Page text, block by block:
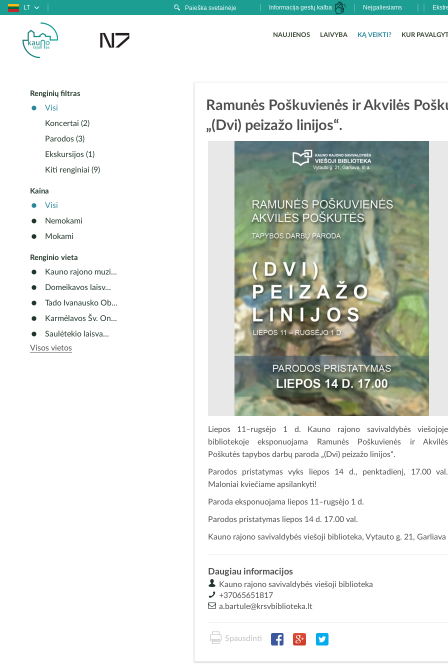
LT Neįgaliesiams
Informacija gestų kalba
NAUJIENOS LAIVYBA KĄ VEIKTI? KUR
Renginių filtras
Visi
Koncertai (2)
Parodos (3)
Ekskursijos (1)
Kiti renginiai (9)
Kaina
Visi
Nemokami
Mokami
Renginio vieta
Kauno rajono muzi...
Domeikavos laisv...
Tado Ivanausko Ob...
Karmėlavos Šv. On...
Saulėtekio laisva...
Visos vietos
Ramunės Poškuvienės ir Akvilės
„(Dvi) peizažo linijos“.
Liepos 11–rugsėjo 1 d. Kauno rajono savivaldybės viešojoje
bibliotekoje eksponuojama Ramunės Poškuvienės ir Akvilės
Poškutės tapybos darbų paroda „(Dvi) peizažo linijos“.
Parodos pristatymas vyks liepos 14 d., penktadienį, 17.00 val.
Maloniai kviečiame apsilankyti!
Paroda eksponuojama liepos 11–rugsėjo 1 d.
Parodos pristatymas liepos 14 d. 17.00 val.
Kauno rajono savivaldybės viešoji biblioteka, Vytauto g. 21, Garliava
Daugiau informacijos
Kauno rajono savivaldybės viešoji biblioteka
+37065651817
a.bartule@krsvbiblioteka.lt
Spausdinti